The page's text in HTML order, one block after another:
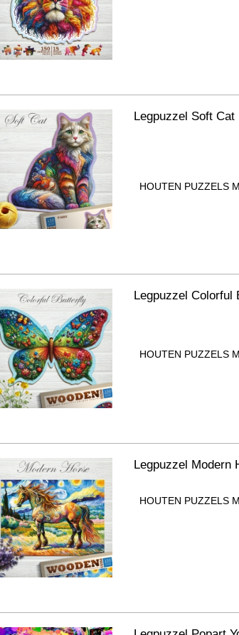
Legpuzzel Soft Cat
HOUTEN PUZZELS
Legpuzzel Colorful
HOUTEN PUZZELS
Legpuzzel Modern
HOUTEN PUZZELS